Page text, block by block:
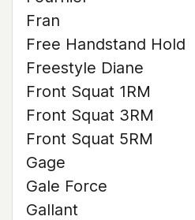
Fran
Free Handstand Hold
Freestyle Diane
Front Squat 1RM
Front Squat 3RM
Front Squat 5RM
Gage
Gale Force
Gallant